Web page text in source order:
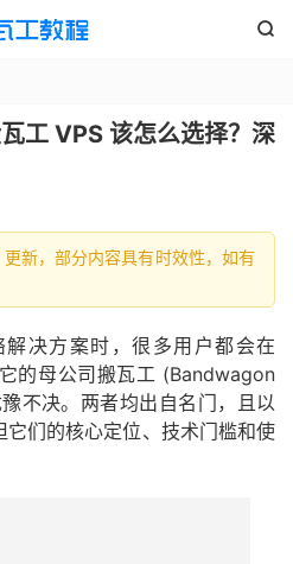

工 VPS 该怎么选择？深
新，部分内容具有时效性，如有
决方案时，很多用户都会在
的母公司搬瓦工 (Bandwagon
不决。两者均出自名门，且以
们的核心定位、技术门槛和使